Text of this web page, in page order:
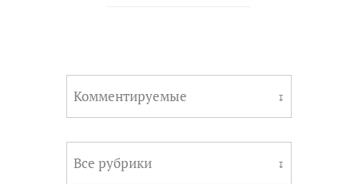
Комментируемые ↧
Все рубрики ↧